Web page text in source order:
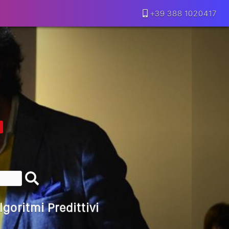
+39 388 1020417
Motivazione…
Franzese
Davvero
Vecchia SEO
Predittivi
L’AI E I Contenuti…